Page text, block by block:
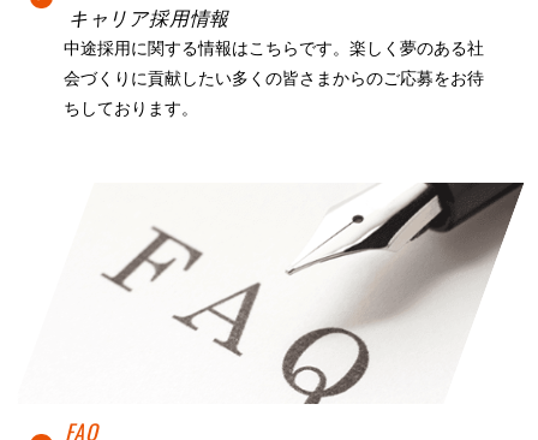
キャリア採用情報
中途採用に関する情報はこちらです。楽しく夢のある社
会づくりに貢献したい多くの皆さまからのご応募をお待
ちしております。
FAQ